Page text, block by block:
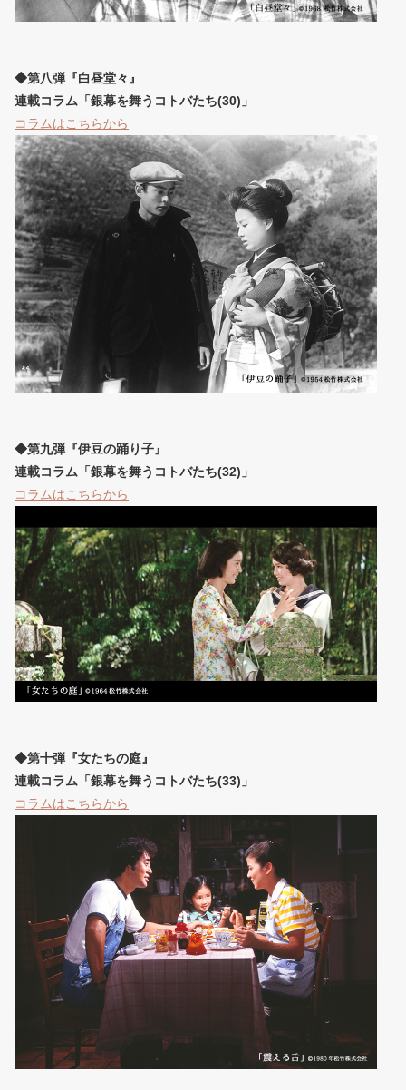
◆第八弾『白昼堂々』
連載コラム「銀幕を舞うコトバたち(30)」
コラムはこちらから
◆第九弾『伊豆の踊り子』
連載コラム「銀幕を舞うコトバたち(32)」
コラムはこちらから
◆第十弾『女たちの庭』
連載コラム「銀幕を舞うコトバたち(33)」
コラムはこちらから